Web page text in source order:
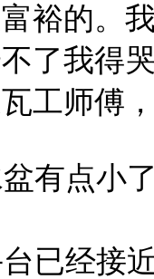
裕的。
了我得
工师傅
有点小
已经接